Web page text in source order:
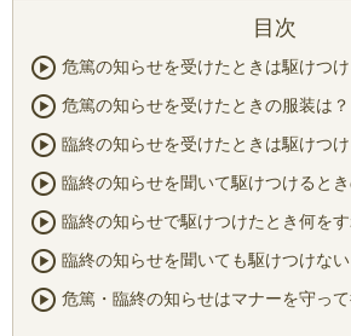
危篤の知らせを受けたときは駆けつけ
危篤の知らせを受けたときの服装は？
臨終の知らせを受けたときは駆けつけ
臨終の知らせを聞いて駆けつけると
臨終の知らせで駆けつけたとき何を
臨終の知らせを聞いても駆けつけない
危篤・臨終の知らせはマナーを守っ